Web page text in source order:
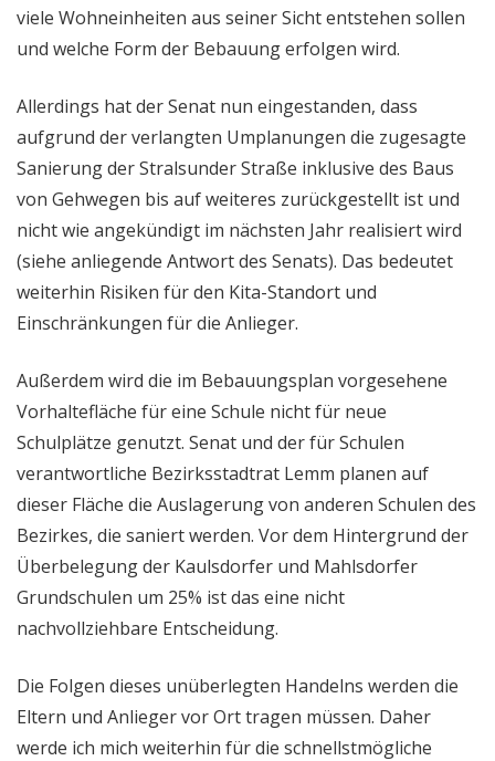
viele Wohneinheiten aus seiner Sicht entstehen sollen
und welche Form der Bebauung erfolgen wird.
Allerdings hat der Senat nun eingestanden, dass
aufgrund der verlangten Umplanungen die zugesagte
Sanierung der Stralsunder Straße inklusive des Baus
von Gehwegen bis auf weiteres zurückgestellt ist und
nicht wie angekündigt im nächsten Jahr realisiert wird
(siehe anliegende Antwort des Senats). Das bedeutet
weiterhin Risiken für den Kita-Standort und
Einschränkungen für die Anlieger.
Außerdem wird die im Bebauungsplan vorgesehene
Vorhaltefläche für eine Schule nicht für neue
Schulplätze genutzt. Senat und der für Schulen
verantwortliche Bezirksstadtrat Lemm planen auf
dieser Fläche die Auslagerung von anderen Schulen des
Bezirkes, die saniert werden. Vor dem Hintergrund der
Überbelegung der Kaulsdorfer und Mahlsdorfer
Grundschulen um 25% ist das eine nicht
nachvollziehbare Entscheidung.
Die Folgen dieses unüberlegten Handelns werden die
Eltern und Anlieger vor Ort tragen müssen. Daher
werde ich mich weiterhin für die schnellstmögliche